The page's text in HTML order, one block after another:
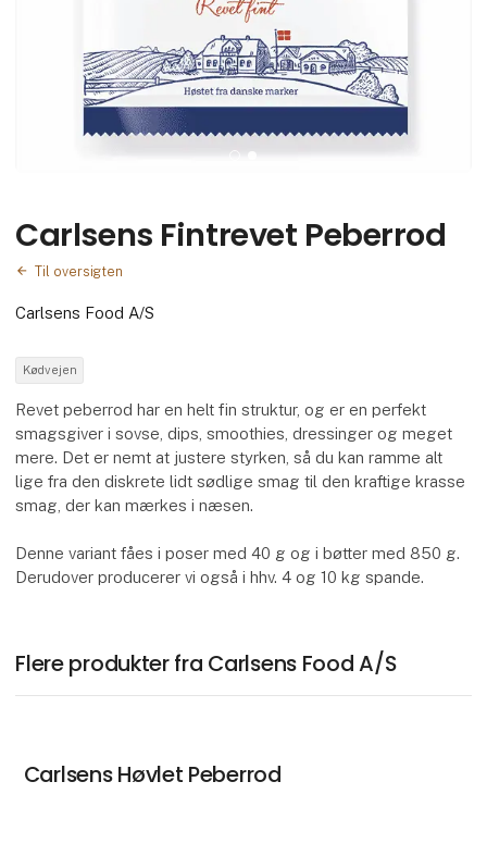
Carlsens Fintrevet Peberrod
Til oversigten
Carlsens Food A/S
Kødvejen
Revet peberrod har en helt fin struktur, og er en perfekt
smagsgiver i sovse, dips, smoothies, dressinger og meget
mere. Det er nemt at justere styrken, så du kan ramme alt
lige fra den diskrete lidt sødlige smag til den kraftige krasse
smag, der kan mærkes i næsen.
Denne variant fåes i poser med 40 g og i bøtter med 850 g.
Derudover producerer vi også i hhv. 4 og 10 kg spande.
Flere produkter fra Carlsens Food A/S
Carlsens Høvlet Peberrod